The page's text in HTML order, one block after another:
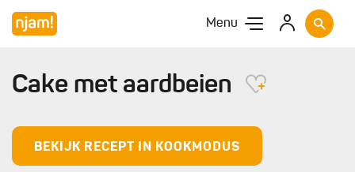
Menu
Cake met aardbeien
BEKIJK RECEPT IN KOOKMODUS